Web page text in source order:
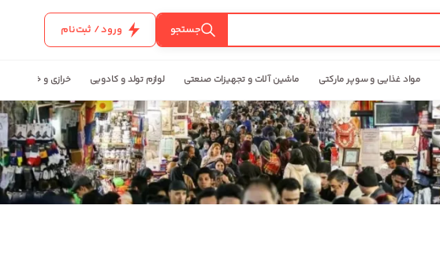
جستجو ورود / ثبت‌نام
مواد غذایی و سوپر مارکتی ماشین آلات و تجهیزات صنعتی لوازم تولد و کادویی خرازی و خیاطی